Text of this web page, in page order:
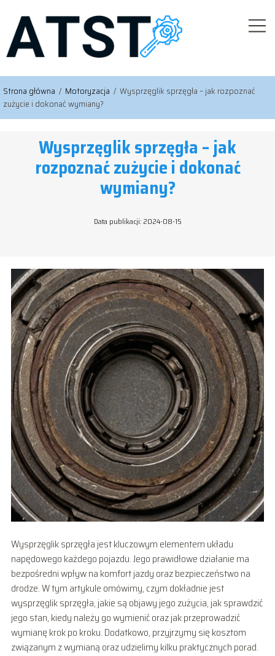
Strona główna / Motoryzacja / Wysprzęglik sprzęgła – jak rozpoznać
zużycie i dokonać wymiany?
Wysprzęglik sprzęgła – jak
rozpoznać zużycie i dokonać
wymiany?
Data publikacji: 2024-08-15
Wysprzęglik sprzęgła jest kluczowym elementem układu
napędowego każdego pojazdu. Jego prawidłowe działanie ma
bezpośredni wpływ na komfort jazdy oraz bezpieczeństwo na
drodze. W tym artykule omówimy, czym dokładnie jest
wysprzęglik sprzęgła, jakie są objawy jego zużycia, jak sprawdzić
jego stan, kiedy należy go wymienić oraz jak przeprowadzić
wymianę krok po kroku. Dodatkowo, przyjrzymy się kosztom
związanym z wymianą oraz udzielimy kilku praktycznych porad.